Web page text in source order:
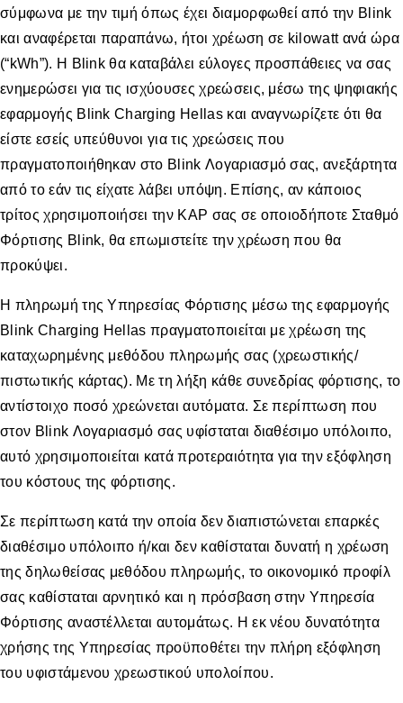
σύμφωνα με την τιμή όπως έχει διαμορφωθεί από την Blink
και αναφέρεται παραπάνω, ήτοι χρέωση σε kilowatt ανά ώρα
(“kWh”). H Blink θα καταβάλει εύλογες προσπάθειες να σας
ενημερώσει για τις ισχύουσες χρεώσεις, μέσω της ψηφιακής
εφαρμογής Blink Charging Hellas και αναγνωρίζετε ότι θα
είστε εσείς υπεύθυνοι για τις χρεώσεις που
πραγματοποιήθηκαν στο Blink Λογαριασμό σας, ανεξάρτητα
από το εάν τις είχατε λάβει υπόψη. Επίσης, αν κάποιος
τρίτος χρησιμοποιήσει την ΚΑΡ σας σε οποιοδήποτε Σταθμό
Φόρτισης Blink, θα επωμιστείτε την χρέωση που θα
προκύψει.
Η πληρωμή της Υπηρεσίας Φόρτισης μέσω της εφαρμογής
Blink Charging Hellas πραγματοποιείται με χρέωση της
καταχωρημένης μεθόδου πληρωμής σας (χρεωστικής/
πιστωτικής κάρτας). Με τη λήξη κάθε συνεδρίας φόρτισης, το
αντίστοιχο ποσό χρεώνεται αυτόματα. Σε περίπτωση που
στον Blink Λογαριασμό σας υφίσταται διαθέσιμο υπόλοιπο,
αυτό χρησιμοποιείται κατά προτεραιότητα για την εξόφληση
του κόστους της φόρτισης.
Σε περίπτωση κατά την οποία δεν διαπιστώνεται επαρκές
διαθέσιμο υπόλοιπο ή/και δεν καθίσταται δυνατή η χρέωση
της δηλωθείσας μεθόδου πληρωμής, το οικονομικό προφίλ
σας καθίσταται αρνητικό και η πρόσβαση στην Υπηρεσία
Φόρτισης αναστέλλεται αυτομάτως. Η εκ νέου δυνατότητα
χρήσης της Υπηρεσίας προϋποθέτει την πλήρη εξόφληση
του υφιστάμενου χρεωστικού υπολοίπου.